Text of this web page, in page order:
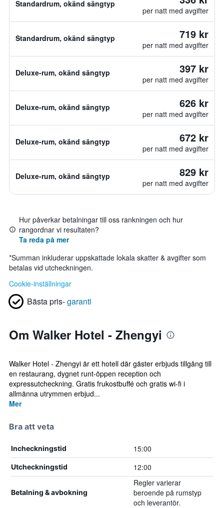
Standardrum, okänd sängtyp
per natt med avgifter
Standardrum, okänd sängtyp 719 kr
per natt med avgifter
Deluxe-rum, okänd sängtyp 397 kr
per natt med avgifter
Deluxe-rum, okänd sängtyp 626 kr
per natt med avgifter
Deluxe-rum, okänd sängtyp 672 kr
per natt med avgifter
Deluxe-rum, okänd sängtyp 829 kr
per natt med avgifter
Hur påverkar betalningar till oss rankningen och hur
rangordnar vi resultaten?
Ta reda på mer
*Summan inkluderar uppskattade lokala skatter & avgifter som
betalas vid utcheckningen.
Cookie-inställningar
Bästa pris-garanti
Om Walker Hotel - Zhengyi
Walker Hotel - Zhengyi är ett hotell där gäster erbjuds tillgång till
en restaurang, dygnet runt-öppen reception och
expressutcheckning. Gratis frukostbuffé och gratis wi-fi i
allmänna utrymmen erbjud...
Mer
Bra att veta
Incheckningstid 15:00
Utcheckningstid 12:00
Betalning & avbokning
Regler varierar
beroende på rumstyp
och leverantör.